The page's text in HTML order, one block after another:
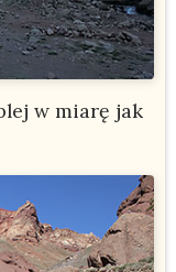
w miarę jak